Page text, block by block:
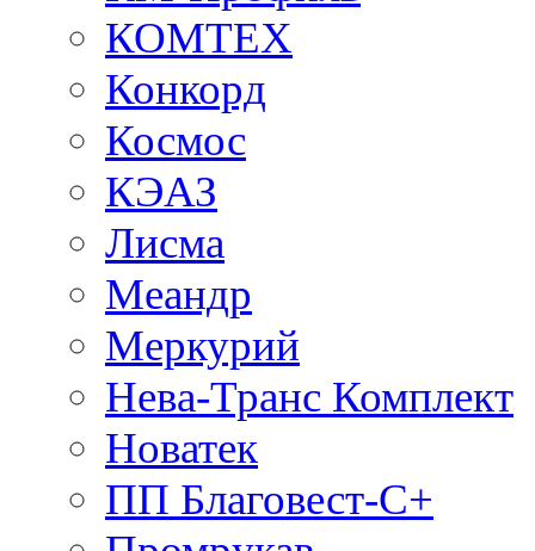
КОМТЕХ
Конкорд
Космос
КЭАЗ
Лисма
Меандр
Меркурий
Нева-Транс Комплект
Новатек
ПП Благовест-С+